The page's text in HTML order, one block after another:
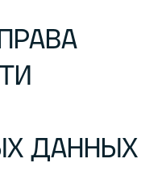
ДАННЫХ